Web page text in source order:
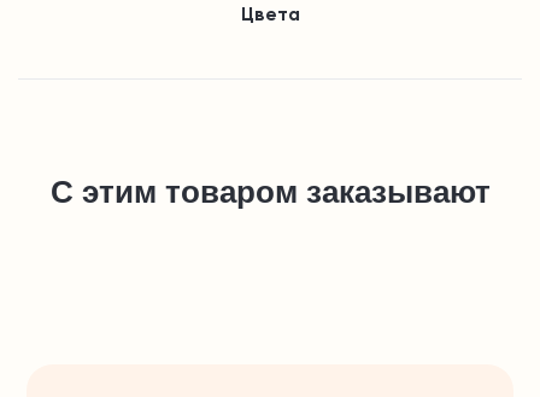
Цвета
С этим товаром заказывают